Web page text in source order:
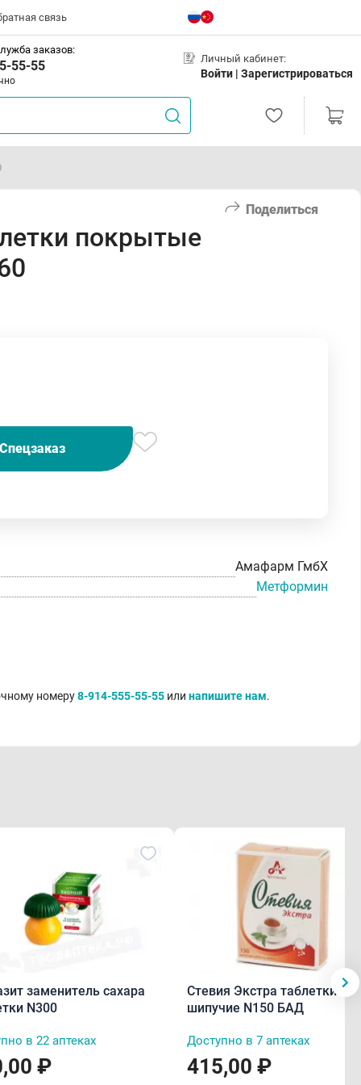
связь
заказов:
55-55 Личный кабинет:
Войти | Зарегистрироваться
Поделиться
покрытые
Спецзаказ
Амафарм ГмбХ
Метформин
номеру8-914-555-55-55 или напишите нам.
заменитель сахара
N300
в 22 аптеках
₽
Стевия Экстра таблетки
шипучие N150 БАД
Доступно в 7 аптеках
415,00 ₽